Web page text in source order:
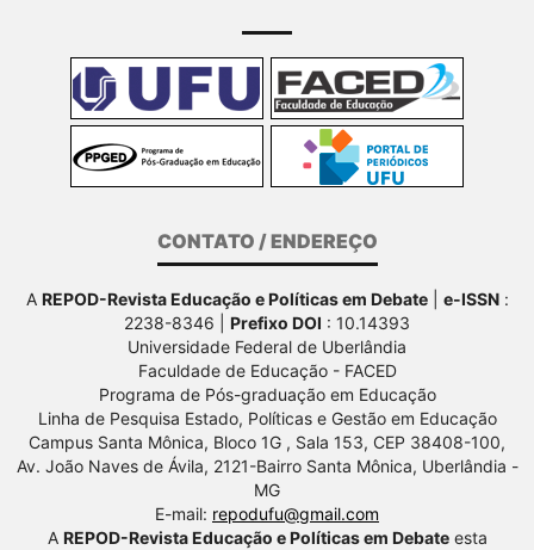
CONTATO / ENDEREÇO
A REPOD-Revista Educação e Políticas em Debate| e-ISSN:
2238-8346 | Prefixo DOI : 10.14393
Universidade Federal de Uberlândia
Faculdade de Educação - FACED
Programa de Pós-graduação em Educação
Linha de Pesquisa Estado, Políticas e Gestão em Educação
Campus Santa Mônica, Bloco 1G , Sala 153, CEP 38408-100,
Av. João Naves de Ávila, 2121-Bairro Santa Mônica, Uberlândia -
MG
E-mail: repodufu@gmail.com
A REPOD-Revista Educação e Políticas em Debateesta